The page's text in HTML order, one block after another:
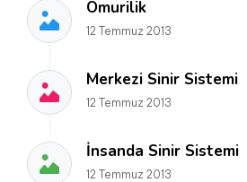
Omurilik
12 Temmuz 2013
Merkezi Sinir Sistemi
12 Temmuz 2013
İnsanda Sinir Sistemi
12 Temmuz 2013